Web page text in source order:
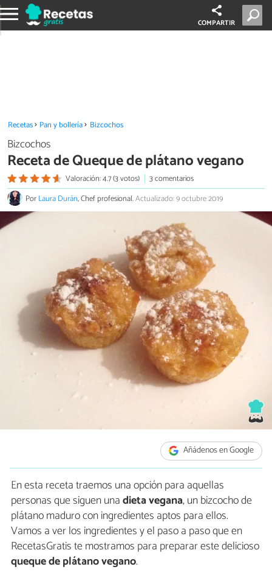
COMPARTIR
Recetas Pan y bollería Bizcochos
Bizcochos
Receta de Queque de plátano vegano
Valoración: 4.7 (3 votos)
3 comentarios
PorLaura Durán, Chef profesional.Actualizado: 9 octubre 2019
Añádenos en Google
En esta receta traemos una opción para aquellas
personas que siguen unadieta vegana, un bizcocho de
plátano maduro con ingredientes aptos para ellos.
Vamos a ver los ingredientes y el paso a paso que en
RecetasGratis te mostramos para preparar este delicioso
queque de plátano vegano.